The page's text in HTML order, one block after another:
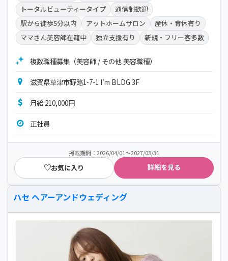
トータルビューティータイプ
通信制歓迎
駅から徒歩5分以内
アットホームサロン
産休・育休有り
ママさん美容師在籍中
独立支援有り 新規・フリー客多数
複数職種募集（美容師 / その他 美容職種）
滋賀県草津市野路1-7-1 I'm BLDG 3F
月給 210,000円
正社員
掲載期間：2026/04/01～2027/03/31
お気に入り 詳細を見る
ハセ ヘアーアンドウェディング